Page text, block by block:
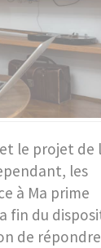
le projet de
les
à Ma prime
fin du
de répondre